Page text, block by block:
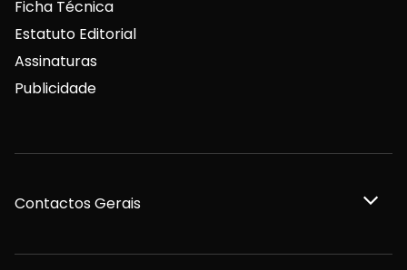
Ficha Técnica
Estatuto Editorial
Assinaturas
Publicidade
Contactos Gerais